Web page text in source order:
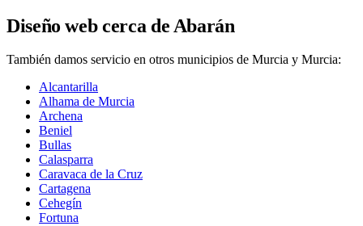
Diseño web cerca de Abarán
También damos servicio en otros municipios de Murcia y Murcia:
Alcantarilla
Alhama de Murcia
Archena
Beniel
Bullas
Calasparra
Caravaca de la Cruz
Cartagena
Cehegín
Fortuna